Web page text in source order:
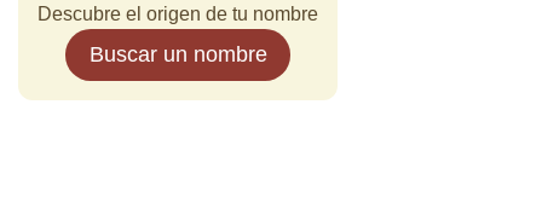
Descubre el origen de tu nombre
Buscar un nombre